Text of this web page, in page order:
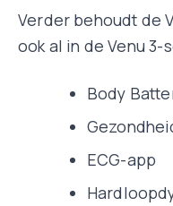
Verder behoudt de
ook al in de Venu
Body
ECG-app